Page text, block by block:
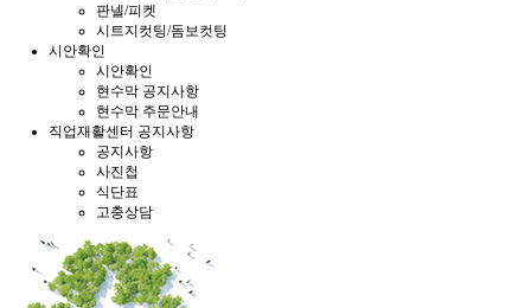
판넬/피켓
시트지컷팅/돔보컷팅
시안확인
시안확인
현수막 공지사항
현수막 주문안내
직업재활센터 공지사항
공지사항
사진첩
식단표
고충상담